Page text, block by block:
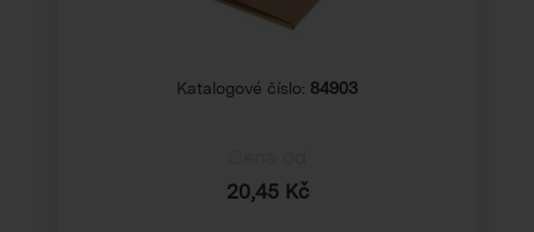
Katalogové číslo: 84903
20,45 Kč